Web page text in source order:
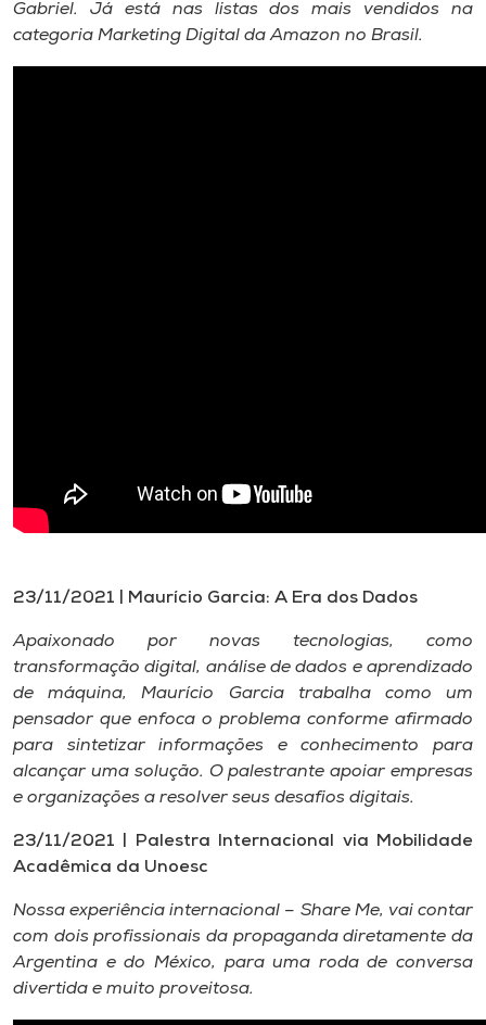
Gabriel. Já está nas listas dos mais vendidos na
categoria Marketing Digital da Amazon no Brasil.
23/11/2021 | Maurício Garcia: A Era dos Dados
Apaixonado por novas tecnologias, como
transformação digital, análise de dados e aprendizado
de máquina, Maurício Garcia trabalha como um
pensador que enfoca o problema conforme afirmado
para sintetizar informações e conhecimento para
alcançar uma solução. O palestrante apoiar empresas
e organizações a resolver seus desafios digitais.
23/11/2021 | Palestra Internacional via Mobilidade
Acadêmica da Unoesc
Nossa experiência internacional – Share Me, vai contar
com dois profissionais da propaganda diretamente da
Argentina e do México, para uma roda de conversa
divertida e muito proveitosa.